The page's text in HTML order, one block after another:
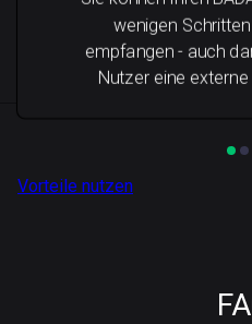
wenigen
empfangen - auch
Nutzer eine
Vorteile nutzen